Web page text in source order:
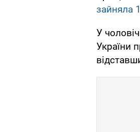
зайняла
У
України